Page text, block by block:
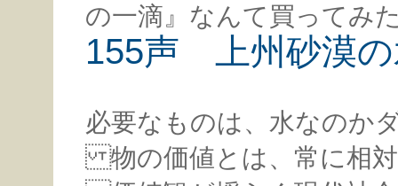
の一滴』なんて買ってみ
155声 上州砂漠
必要なものは、水なのか
物の価値とは、常に相対